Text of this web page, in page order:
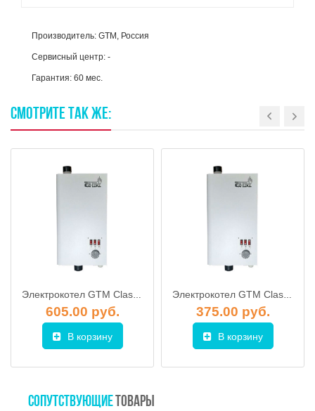
Производитель: GTM, Россия
Сервисный центр: -
Гарантия: 60 мес.
СМОТРИТЕ ТАКЖЕ:
Электрокотел GTM Classic E100 6 кВт
605.00 руб.
В корзину
Электрокотел GTM Classic E100 3 кВт
375.00 руб.
В корзину
СОПУТСТВУЮЩИЕ ТОВАРЫ